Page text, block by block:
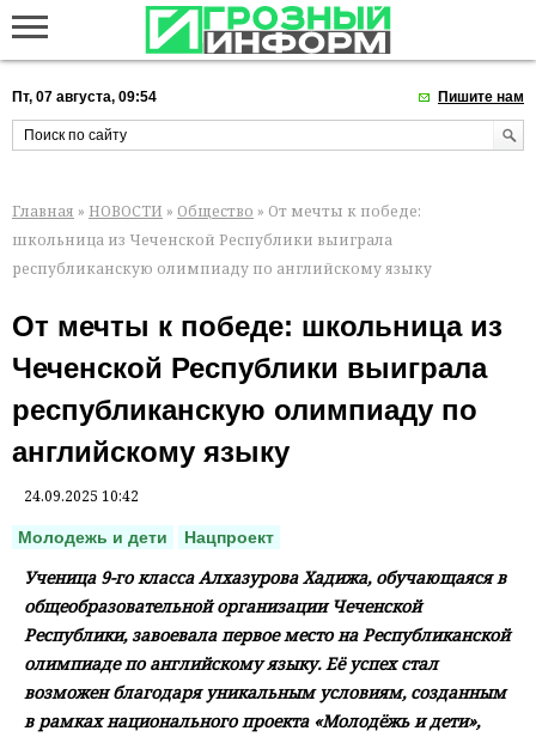
Пт, 07 августа, 09:54 Пишите нам
Главная » НОВОСТИ » Общество » От мечты к победе:
школьница из Чеченской Республики выиграла
республиканскую олимпиаду по английскому языку
От мечты к победе: школьница из
Чеченской Республики выиграла
республиканскую олимпиаду по
английскому языку
24.09.2025 10:42
Молодежь и дети Нацпроект
Ученица 9-го класса Алхазурова Хадижа, обучающаяся в
общеобразовательной организации Чеченской
Республики, завоевала первое место на Республиканской
олимпиаде по английскому языку. Её успех стал
возможен благодаря уникальным условиям, созданным
в рамках национального проекта «Молодёжь и дети»,